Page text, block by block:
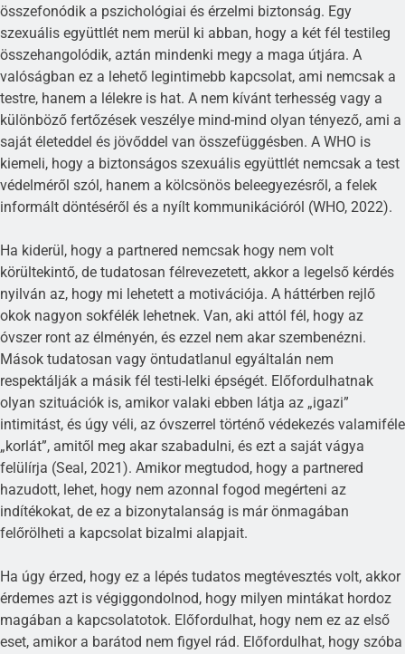
összefonódik a pszichológiai és érzelmi biztonság. Egy
szexuális együttlét nem merül ki abban, hogy a két fél testileg
összehangolódik, aztán mindenki megy a maga útjára. A
valóságban ez a lehető legintimebb kapcsolat, ami nemcsak a
testre, hanem a lélekre is hat. A nem kívánt terhesség vagy a
különböző fertőzések veszélye mind-mind olyan tényező, ami a
saját életeddel és jövőddel van összefüggésben. A WHO is
kiemeli, hogy a biztonságos szexuális együttlét nemcsak a test
védelméről szól, hanem a kölcsönös beleegyezésről, a felek
informált döntéséről és a nyílt kommunikációról (WHO, 2022).
Ha kiderül, hogy a partnered nemcsak hogy nem volt
körültekintő, de tudatosan félrevezetett, akkor a legelső kérdés
nyilván az, hogy mi lehetett a motivációja. A háttérben rejlő
okok nagyon sokfélék lehetnek. Van, aki attól fél, hogy az
óvszer ront az élményén, és ezzel nem akar szembenézni.
Mások tudatosan vagy öntudatlanul egyáltalán nem
respektálják a másik fél testi-lelki épségét. Előfordulhatnak
olyan szituációk is, amikor valaki ebben látja az „igazi”
intimitást, és úgy véli, az óvszerrel történő védekezés valamiféle
„korlát”, amitől meg akar szabadulni, és ezt a saját vágya
felülírja (Seal, 2021). Amikor megtudod, hogy a partnered
hazudott, lehet, hogy nem azonnal fogod megérteni az
indítékokat, de ez a bizonytalanság is már önmagában
felőrölheti a kapcsolat bizalmi alapjait.
Ha úgy érzed, hogy ez a lépés tudatos megtévesztés volt, akkor
érdemes azt is végiggondolnod, hogy milyen mintákat hordoz
magában a kapcsolatotok. Előfordulhat, hogy nem ez az első
eset, amikor a barátod nem figyel rád. Előfordulhat, hogy szóba